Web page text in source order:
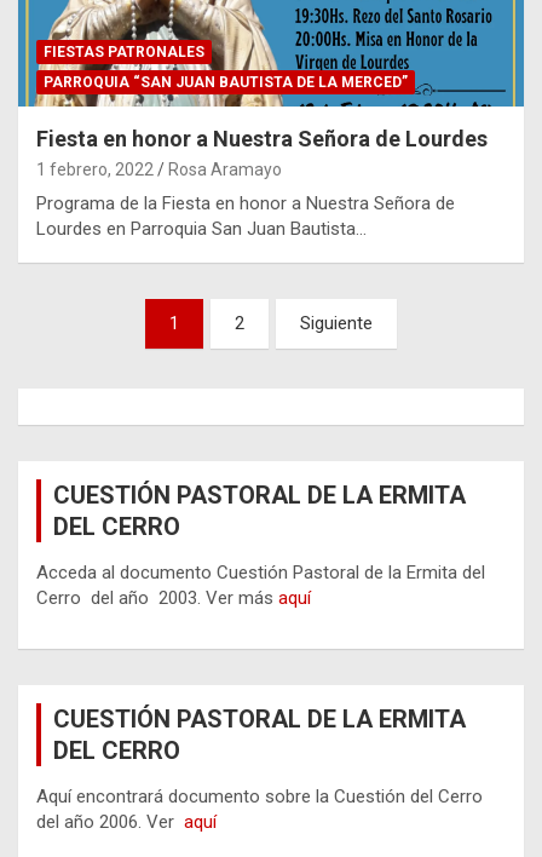
FIESTAS PATRONALES
PARROQUIA “SAN JUAN BAUTISTA DE LA MERCED”
Fiesta en honor a Nuestra Señora de Lourdes
1 febrero, 2022 Rosa Aramayo
Programa de la Fiesta en honor a Nuestra Señora de
Lourdes en Parroquia San Juan Bautista…
1 2 Siguiente
CUESTIÓN PASTORAL DE LA ERMITA
DEL CERRO
Acceda al documento Cuestión Pastoral de la Ermita del
Cerro del año 2003. Ver más aquí
CUESTIÓN PASTORAL DE LA ERMITA
DEL CERRO
Aquí encontrará documento sobre la Cuestión del Cerro
del año 2006. Ver aquí